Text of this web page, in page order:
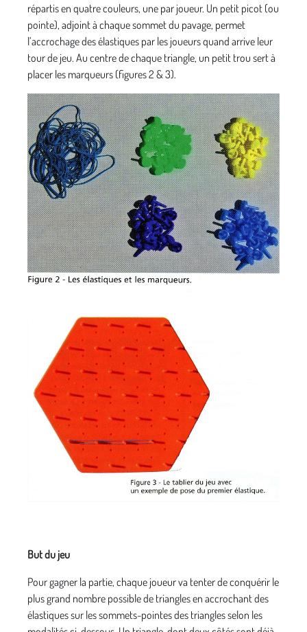
répartis en quatre couleurs, une par joueur. Un petit picot (ou
pointe), adjoint à chaque sommet du pavage, permet
l’accrochage des élastiques par les joueurs quand arrive leur
tour de jeu. Au centre de chaque triangle, un petit trou sert à
placer les marqueurs (figures 2 & 3).
But du jeu
Pour gagner la partie, chaque joueur va tenter de conquérir le
plus grand nombre possible de triangles en accrochant des
élastiques sur les sommets-pointes des triangles selon les